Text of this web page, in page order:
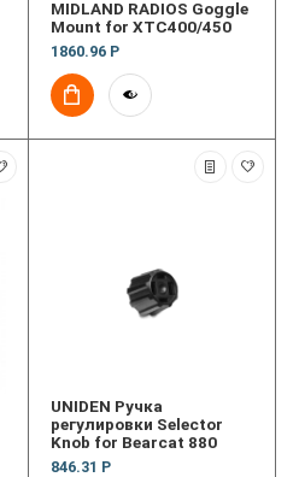
MIDLAND RADIOS Goggle
Mount for XTC400/450
1860.96 Р
UNIDEN Ручка
регулировки Selector
Knob for Bearcat 880
846.31 Р